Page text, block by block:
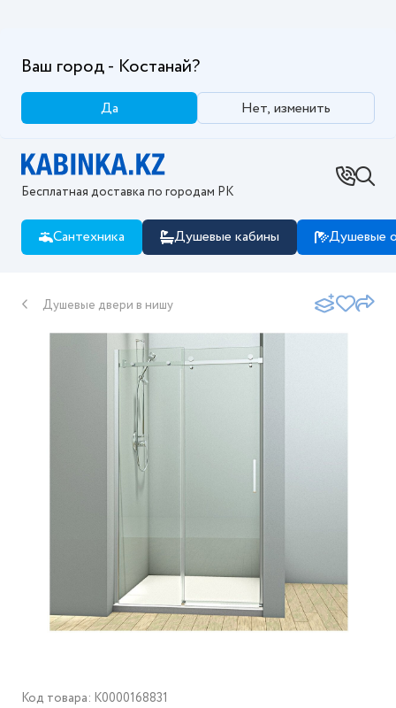
Ваш город - Костанай?
Да Нет, изменить
Бесплатная доставка по городам РК
Сантехника Душевые кабины Душевые
Душевые двери в нишу
Код товара: K0000168831